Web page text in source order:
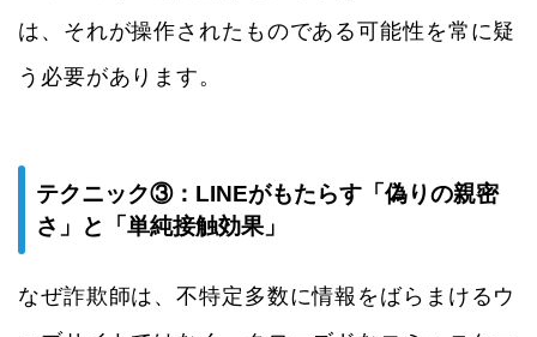
は、それが操作されたものである可能性を常に疑
う必要があります。
テクニック③：LINEがもたらす「偽りの親密
さ」と「単純接触効果」
なぜ詐欺師は、不特定多数に情報をばらまけるウ